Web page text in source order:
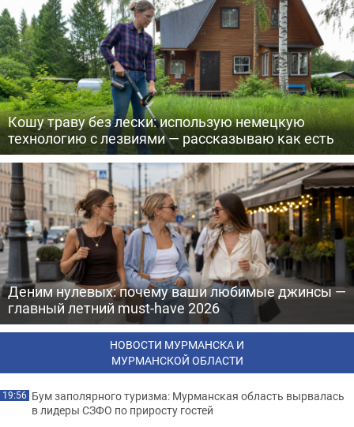
Кошу траву без лески: использую немецкую
технологию с лезвиями — рассказываю как есть
Деним нулевых: почему ваши любимые джинсы —
главный летний must-have 2026
НОВОСТИ МУРМАНСКА И
МУРМАНСКОЙ ОБЛАСТИ
19:56 Бум заполярного туризма: Мурманская область вырвалась
в лидеры СЗФО по приросту гостей